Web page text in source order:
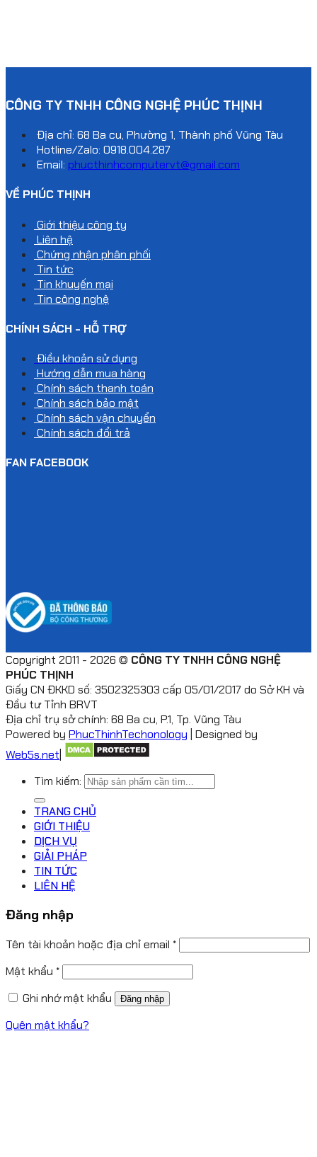
CÔNG TY TNHH CÔNG NGHỆ PHÚC THỊNH
Địa chỉ: 68 Ba cu, Phường 1, Thành phố Vũng Tàu
Hotline/Zalo: 0918.004.287
Email: phucthinhcomputervt@gmail.com
VỀ PHÚC THỊNH
Giới thiệu công ty
Liên hệ
Chứng nhận phân phối
Tin tức
Tin khuyến mại
Tin công nghệ
CHÍNH SÁCH - HỖ TRỢ
Điều khoản sử dụng
Hướng dẫn mua hàng
Chính sách thanh toán
Chính sách bảo mật
Chính sách vận chuyển
Chính sách đổi trả
FAN FACEBOOK
Copyright 2011 - 2026 © CÔNG TY TNHH CÔNG NGHỆ
PHÚC THỊNH
Giấy CN ĐKKD số: 3502325303 cấp 05/01/2017 do Sở KH và
Đầu tư Tỉnh BRVT
Địa chỉ trụ sở chính: 68 Ba cu, P.1, Tp. Vũng Tàu
Powered by PhucThinhTechonology | Designed by
Web5s.net
Tìm kiếm:
TRANG CHỦ
GIỚI THIỆU
DỊCH VỤ
GIẢI PHÁP
TIN TỨC
LIÊN HỆ
Đăng nhập
Tên tài khoản hoặc địa chỉ email *
Mật khẩu *
Ghi nhớ mật khẩu
Đăng nhập
Quên mật khẩu?